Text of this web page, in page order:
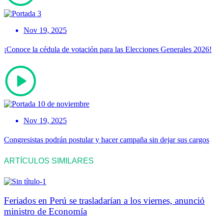
Nov 19, 2025
¡Conoce la cédula de votación para las Elecciones Generales 2026!
Nov 19, 2025
Congresistas podrán postular y hacer campaña sin dejar sus cargos
ARTÍCULOS SIMILARES
Feriados en Perú se trasladarían a los viernes, anunció
ministro de Economía